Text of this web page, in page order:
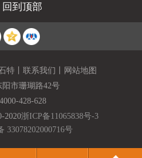
回到顶部
特 联系我们
网站地图
市珊瑚路42号
4000-428-628
2020浙ICP备11065838号-3
33078202000716号